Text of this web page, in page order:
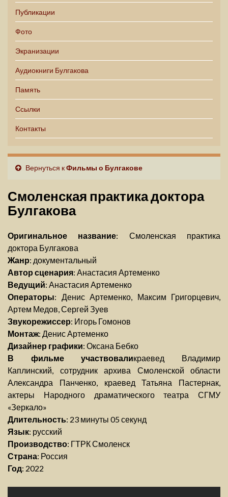
Публикации
Фото
Экранизации
Аудиокниги Булгакова
Память
Ссылки
Контакты
Вернуться кФильмы о Булгакове
Смоленская практика доктора
Булгакова
Оригинальное название: Смоленская практика
доктора Булгакова
Жанр: документальный
Автор сценария: Анастасия Артеменко
Ведущий: Анастасия Артеменко
Операторы: Денис Артеменко, Максим Григорцевич,
Артем Медов, Сергей Зуев
Звукорежиссер: Игорь Гомонов
Монтаж: Денис Артеменко
Дизайнер графики: Оксана Бебко
В фильме участвоваликраевед Владимир
Каплинский, сотрудник архива Смоленской области
Александра Панченко, краевед Татьяна Пастернак,
актеры Народного драматического театра СГМУ
«Зеркало»
Длительность: 23 минуты 05 секунд
Язык: русский
Производство: ГТРК Смоленск
Страна: Россия
Год: 2022